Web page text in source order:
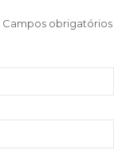
Campos obrigatórios